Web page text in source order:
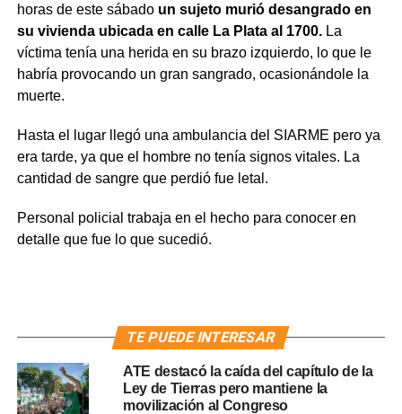
horas de este sábado un sujeto murió desangrado en
su vivienda ubicada en calle La Plata al 1700.La
víctima tenía una herida en su brazo izquierdo, lo que le
habría provocando un gran sangrado, ocasionándole la
muerte.
Hasta el lugar llegó una ambulancia del SIARME pero ya
era tarde, ya que el hombre no tenía signos vitales. La
cantidad de sangre que perdió fue letal.
Personal policial trabaja en el hecho para conocer en
detalle que fue lo que sucedió.
TE PUEDE INTERESAR
ATE destacó la caída del capítulo de la
Ley de Tierras pero mantiene la
movilización al Congreso